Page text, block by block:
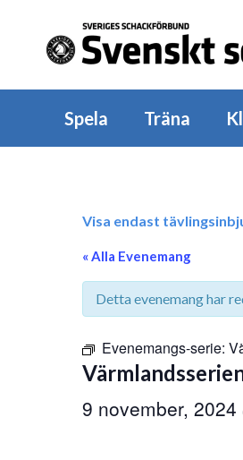
Spela Träna
Visa endast
« Alla Evenemang
Detta evenemang har
Evenemangs-serie:
9 november, 2024